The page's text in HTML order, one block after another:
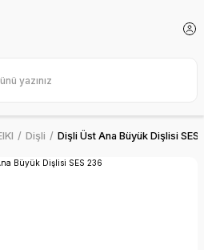
Dişli Dişli Üst Ana Büyük Dişlisi SES